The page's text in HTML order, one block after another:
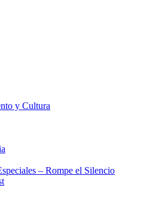
y Cultura
– Rompe el Silencio